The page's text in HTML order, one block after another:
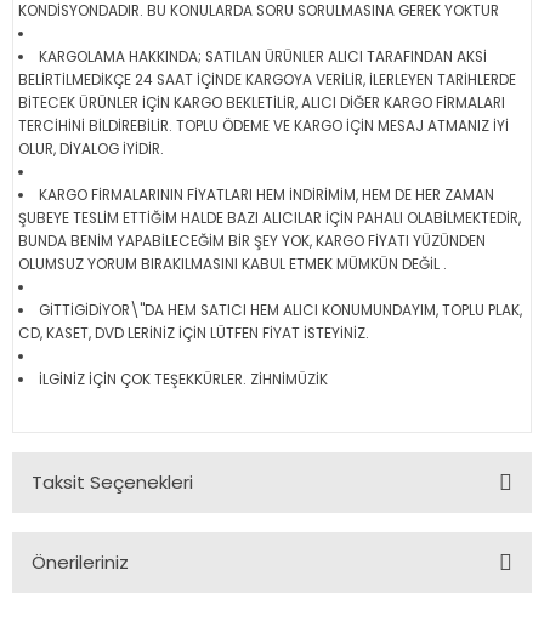
KONDİSYONDADIR. BU KONULARDA SORU SORULMASINA GEREK YOKTUR
KARGOLAMA HAKKINDA; SATILAN ÜRÜNLER ALICI TARAFINDAN AKSİ
BELİRTİLMEDİKÇE 24 SAAT İÇİNDE KARGOYA VERİLİR, İLERLEYEN TARİHLERDE
BİTECEK ÜRÜNLER İÇİN KARGO BEKLETİLİR, ALICI DİĞER KARGO FİRMALARI
TERCİHİNİ BİLDİREBİLİR. TOPLU ÖDEME VE KARGO İÇİN MESAJ ATMANIZ İYİ
OLUR, DİYALOG İYİDİR.
KARGO FİRMALARININ FİYATLARI HEM İNDİRİMİM, HEM DE HER ZAMAN
ŞUBEYE TESLİM ETTİĞİM HALDE BAZI ALICILAR İÇİN PAHALI OLABİLMEKTEDİR,
BUNDA BENİM YAPABİLECEĞİM BİR ŞEY YOK, KARGO FİYATI YÜZÜNDEN
OLUMSUZ YORUM BIRAKILMASINI KABUL ETMEK MÜMKÜN DEĞİL .
GİTTİGİDİYOR\"DA HEM SATICI HEM ALICI KONUMUNDAYIM, TOPLU PLAK,
CD, KASET, DVD LERİNİZ İÇİN LÜTFEN FİYAT İSTEYİNİZ.
İLGİNİZ İÇİN ÇOK TEŞEKKÜRLER. ZİHNİMÜZİK
Taksit Seçenekleri
Önerileriniz